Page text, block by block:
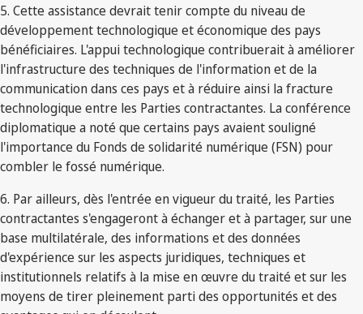
5. Cette assistance devrait tenir compte du niveau de
développement technologique et économique des pays
bénéficiaires. L'appui technologique contribuerait à améliorer
l'infrastructure des techniques de l'information et de la
communication dans ces pays et à réduire ainsi la fracture
technologique entre les Parties contractantes. La conférence
diplomatique a noté que certains pays avaient souligné
l'importance du Fonds de solidarité numérique (FSN) pour
combler le fossé numérique.
6. Par ailleurs, dès l'entrée en vigueur du traité, les Parties
contractantes s'engageront à échanger et à partager, sur une
base multilatérale, des informations et des données
d'expérience sur les aspects juridiques, techniques et
institutionnels relatifs à la mise en œuvre du traité et sur les
moyens de tirer pleinement parti des opportunités et des